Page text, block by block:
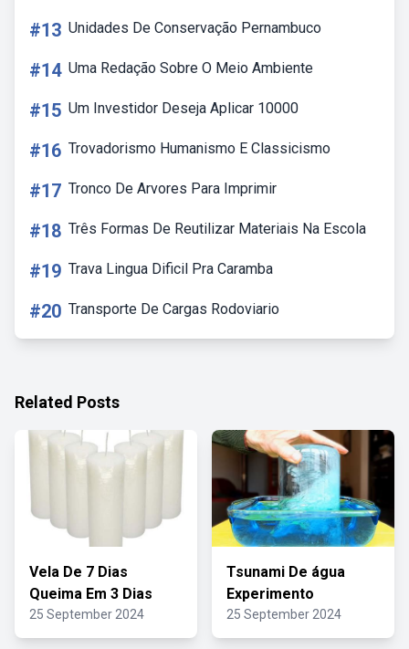
#13 Unidades De Conservação Pernambuco
#14 Uma Redação Sobre O Meio Ambiente
#15 Um Investidor Deseja Aplicar 10000
#16 Trovadorismo Humanismo E Classicismo
#17 Tronco De Arvores Para Imprimir
#18 Três Formas De Reutilizar Materiais Na Escola
#19 Trava Lingua Dificil Pra Caramba
#20 Transporte De Cargas Rodoviario
Related Posts
Vela De 7 Dias
Queima Em 3 Dias
25 September 2024
Tsunami De água
Experimento
25 September 2024